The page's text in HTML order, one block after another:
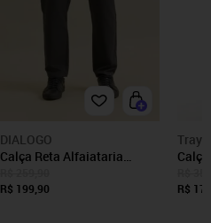
DIALOGO
Calça Reta Alfaiataria
Chumbo
R$ 199,90
R$